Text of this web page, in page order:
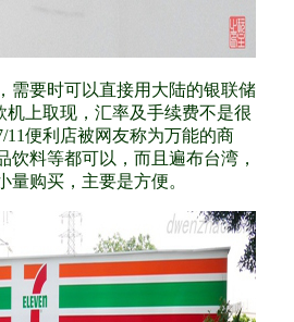
需要时可以直接用大陆的银联储
机上取现，汇率及手续费不是很
11便利店被网友称为万能的商
饮料等都可以，而且遍布台湾，
量购买，主要是方便。